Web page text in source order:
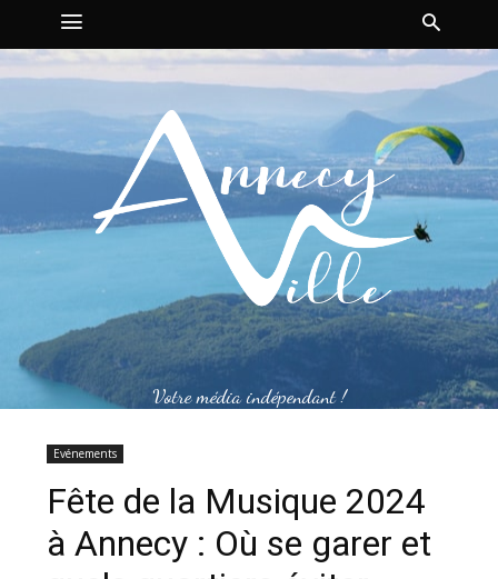
Votre média indépendant !
Evénements
Fête de la Musique 2024
à Annecy : Où se garer et